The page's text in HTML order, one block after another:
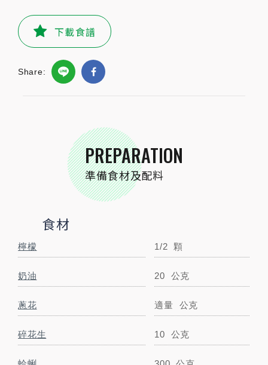
下載食譜
Share:
PREPARATION
準備食材及配料
食材
檸檬 1/2 顆
奶油 20 公克
蔥花 適量 公克
碎花生 10 公克
奶油
300
小磨坊精選調味
小磨坊金黃蒜油 5 毫升
小磨坊玫瑰鹽 適量 公克
小磨坊百搭香草 適量 公克